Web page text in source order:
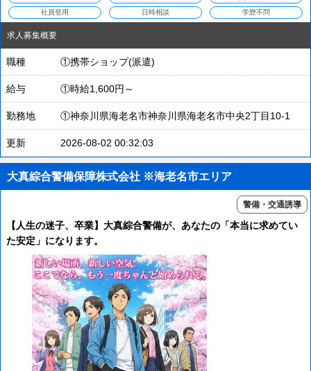
社員登用 日時相談 学歴不問
求人募集概要
職種 ①携帯ショップ(派遣)
給与 ①時給1,600円～
勤務地 ①神奈川県海老名市神奈川県海老名市中央2丁目10-1
更新 2026-08-02 00:32:03
大真綜合警備保障株式会社 ※海老名市エリア
警備・交通誘導
【人生の迷子、卒業】大真綜合警備が、あなたの「本当に求めてい
た安定」になります。